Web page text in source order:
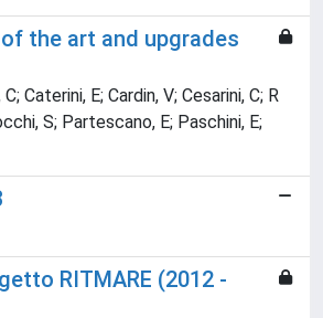
of the art and upgrades
Caterini, E; Cardin, V; Cesarini, C; R
S; Partescano, E; Paschini, E;
RITMARE (2012 -